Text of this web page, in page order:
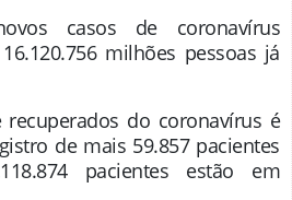
casos de coronavírus
milhões pessoas já
do coronavírus é
de mais 59.857 pacientes
pacientes estão em